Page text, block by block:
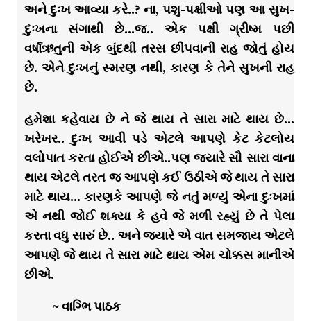
અને દુઃખ આવ્યા કરે..? ના, પશુ-પક્ષીઓ પણ આ સુખ-
દુઃખના સંગાથી છે…જ.. એક પક્ષી ગ્રીષ્મ પછી
વર્ષાઋતુની એક બુંદથી તરસ છીપવાની રાહ જોતું હોય
છે. એને દુઃખનું સ્મરણ નથી, કારણ કે તેને સુખની રાહ
છે.
હમેશા કહેવાય છે ને જે થાય તે સારા માટે થાય છે…
ખરેખર.. દુઃખ આવી પડે એટલે આપણે કેટ કેટલોય
વલોપાત કરતા હોઈએ છીએ..પણ જયારે સૌ સારા વાના
થાય એટલે તરત જ આપણે કઈ ઉઠીએ જે થાય તે સારા
માટે થાય… કારણકે આપણે જે નતું મળ્યું એના દુઃખમાં
એ નથી જોઈ શક્યા કે હવે જે મળી રહ્યું છે તે પેલા
કરતા વધુ સારું છે.. અને જયારે એ વાત સમજાય એટલે
આપણે જે થાય તે સારા માટે થાય એમ ચોક્કસ માનીએ
છીએ.
~ વાગ્ભિ પાઠક